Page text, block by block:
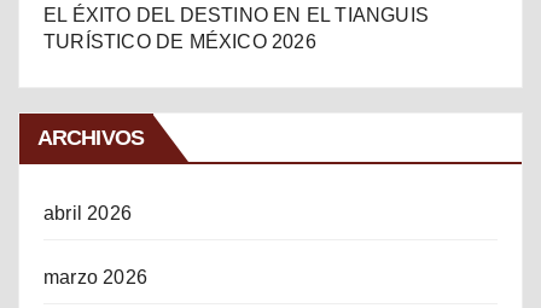
EL ÉXITO DEL DESTINO EN EL TIANGUIS
TURÍSTICO DE MÉXICO 2026
ARCHIVOS
abril 2026
marzo 2026